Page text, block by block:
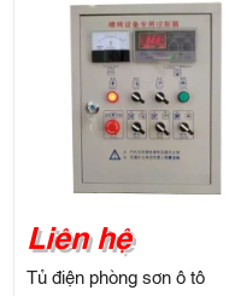
Liên hệ
Tủ điện phòng sơn ô tô